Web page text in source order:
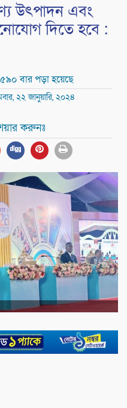
উৎপাদন এবং
দিতে হবে :
বার পড়া হয়েছে
২২ জানুয়ারি, ২০২৪
করুনঃ